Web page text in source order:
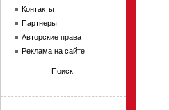
Контакты
Партнеры
Авторские права
Реклама на сайте
Поиск: